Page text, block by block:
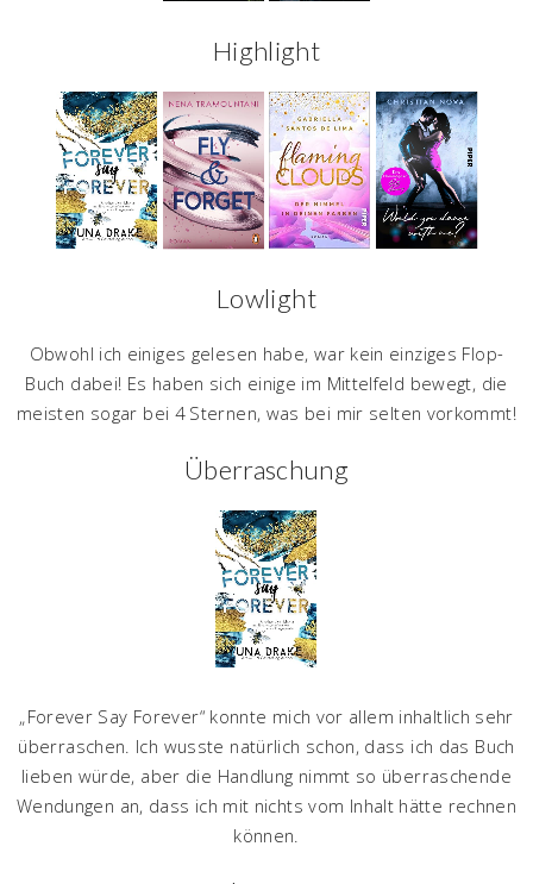
Highlight
Lowlight
Obwohl ich einiges gelesen habe, war kein einziges Flop-
Buch dabei! Es haben sich einige im Mittelfeld bewegt, die
meisten sogar bei 4 Sternen, was bei mir selten vorkommt!
Überraschung
„Forever Say Forever“ konnte mich vor allem inhaltlich sehr
überraschen. Ich wusste natürlich schon, dass ich das Buch
lieben würde, aber die Handlung nimmt so überraschende
Wendungen an, dass ich mit nichts vom Inhalt hätte rechnen
können.